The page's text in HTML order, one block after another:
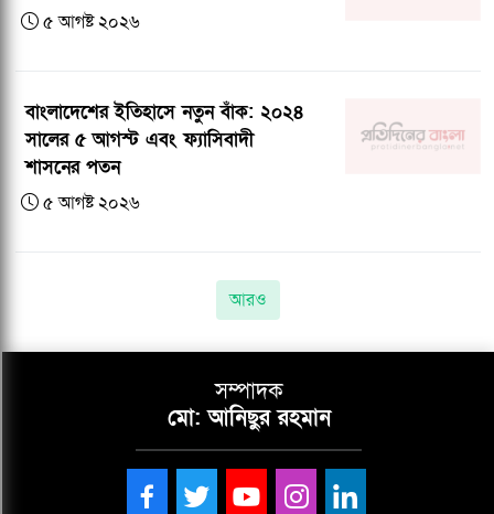
৫ আগষ্ট ২০২৬
বাংলাদেশের ইতিহাসে নতুন বাঁক: ২০২৪
সালের ৫ আগস্ট এবং ফ্যাসিবাদী
শাসনের পতন
৫ আগষ্ট ২০২৬
আরও
সম্পাদক
মো: আনিছুর রহমান